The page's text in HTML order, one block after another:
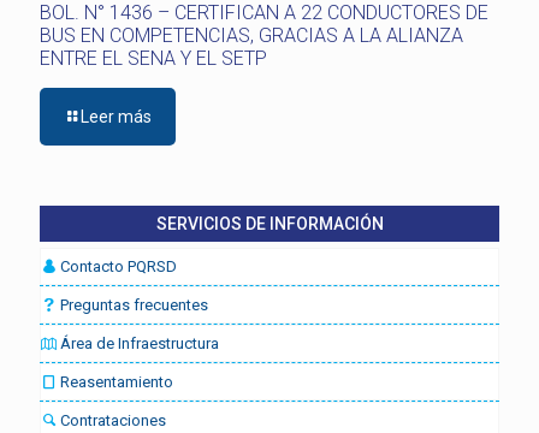
BOL. N° 1436 – CERTIFICAN A 22 CONDUCTORES DE
BUS EN COMPETENCIAS, GRACIAS A LA ALIANZA
ENTRE EL SENA Y EL SETP
Leer más
SERVICIOS DE INFORMACIÓN
Contacto PQRSD
Preguntas frecuentes
Área de Infraestructura
Reasentamiento
Contrataciones